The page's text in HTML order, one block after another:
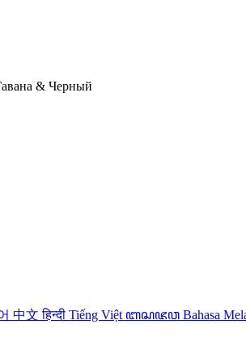
& Черный
中文हिन्दी Tiếng Việt ꦧꦱꦗꦮ Bahasa